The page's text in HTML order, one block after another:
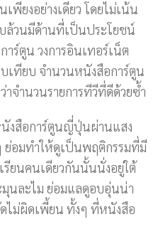
เพียงอย่างเดียว โดยไม่เน้น
ล้วนมีด้านที่เป็นประโยชน์
าร์ตูน วงการอินเทอร์เน็ต
บเทียบ จำนวนหนังสือการ์ตูน
จำนวนรายการทีวีที่ดีด้วยซ้ำ
นังสือการ์ตูนญี่ปุ่นผ่านแสง
ย่อมทำให้ดูเป็นพฤติกรรมที่มี
รียนคนเดียวกันนั้นนั่งอยู่ใต้
นละไม ย่อมแลดูอบอุ่นน่า
ไม่ผิดเพี้ยน ทั้งๆ ที่หนังสือ